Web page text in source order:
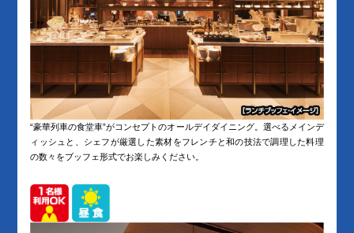
“豪華列車の食堂車”がコンセプトのオールデイダイニング。選べるメインデ
ィッシュと、シェフが厳選した素材をフレンチと和の技法で調理した料理
の数々をブッフェ形式でお楽しみください。